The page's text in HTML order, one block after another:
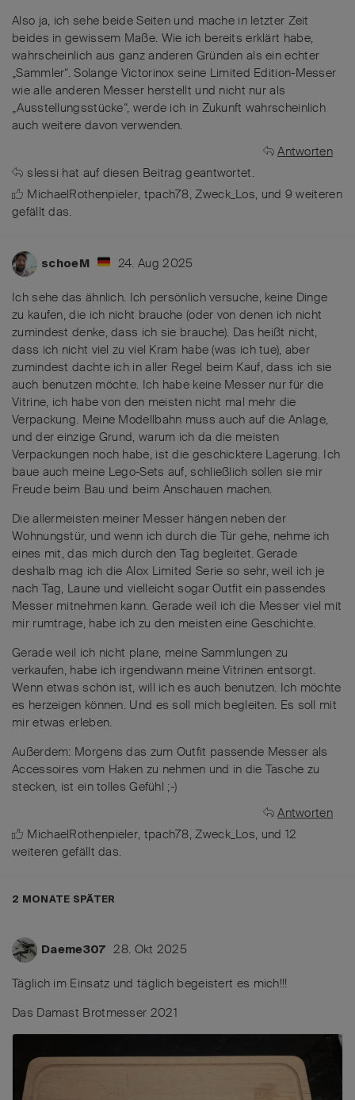
Also ja, ich sehe beide Seiten und mache in letzter Zeit
beides in gewissem Maße. Wie ich bereits erklärt habe,
wahrscheinlich aus ganz anderen Gründen als ein echter
„Sammler“. Solange Victorinox seine Limited Edition-Messer
wie alle anderen Messer herstellt und nicht nur als
„Ausstellungsstücke“, werde ich in Zukunft wahrscheinlich
auch weitere davon verwenden.
Antworten
slessi hat auf diesen Beitrag geantwortet.
MichaelRothenpieler, tpach78,Zweck_Los, und 9 weiteren
gefällt das.
schoeM 24. Aug 2025
Ich sehe das ähnlich. Ich persönlich versuche, keine Dinge
zu kaufen, die ich nicht brauche (oder von denen ich nicht
zumindest denke, dass ich sie brauche). Das heißt nicht,
dass ich nicht viel zu viel Kram habe (was ich tue), aber
zumindest dachte ich in aller Regel beim Kauf, dass ich sie
auch benutzen möchte. Ich habe keine Messer nur für die
Vitrine, ich habe von den meisten nicht mal mehr die
Verpackung. Meine Modellbahn muss auch auf die Anlage,
und der einzige Grund, warum ich da die meisten
Verpackungen noch habe, ist die geschicktere Lagerung. Ich
baue auch meine Lego-Sets auf, schließlich sollen sie mir
Freude beim Bau und beim Anschauen machen.
Die allermeisten meiner Messer hängen neben der
Wohnungstür, und wenn ich durch die Tür gehe, nehme ich
eines mit, das mich durch den Tag begleitet. Gerade
deshalb mag ich die Alox Limited Serie so sehr, weil ich je
nach Tag, Laune und vielleicht sogar Outfit ein passendes
Messer mitnehmen kann. Gerade weil ich die Messer viel mit
mir rumtrage, habe ich zu den meisten eine Geschichte.
Gerade weil ich nicht plane, meine Sammlungen zu
verkaufen, habe ich irgendwann meine Vitrinen entsorgt.
Wenn etwas schön ist, will ich es auch benutzen. Ich möchte
es herzeigen können. Und es soll mich begleiten. Es soll mit
mir etwas erleben.
Außerdem: Morgens das zum Outfit passende Messer als
Accessoires vom Haken zu nehmen und in die Tasche zu
stecken, ist ein tolles Gefühl ;-)
Antworten
MichaelRothenpieler, tpach78,Zweck_Los, und 12
weiteren gefällt das.
2 MONATE SPÄTER
Daeme307 28. Okt 2025
Täglich im Einsatz und täglich begeistert es mich!!!
Das Damast Brotmesser 2021